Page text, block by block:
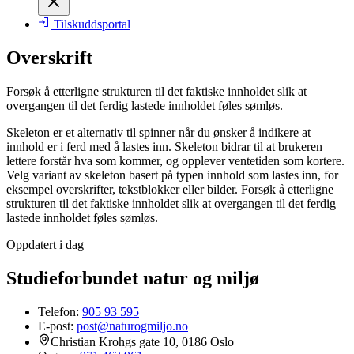
Tilskuddsportal
Overskrift
Forsøk å etterligne strukturen til det faktiske innholdet slik at
overgangen til det ferdig lastede innholdet føles sømløs.
Skeleton er et alternativ til spinner når du ønsker å indikere at
innhold er i ferd med å lastes inn. Skeleton bidrar til at brukeren
lettere forstår hva som kommer, og opplever ventetiden som kortere.
Velg variant av skeleton basert på typen innhold som lastes inn, for
eksempel overskrifter, tekstblokker eller bilder. Forsøk å etterligne
strukturen til det faktiske innholdet slik at overgangen til det ferdig
lastede innholdet føles sømløs.
Oppdatert i dag
Studieforbundet natur og miljø
Telefon: 905 93 595
E-post: post@naturogmiljo.no
Christian Krohgs gate 10, 0186 Oslo